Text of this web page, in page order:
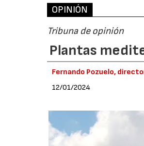
OPINIÓN
Tribuna de opinión
Plantas
Fernando Pozuelo,
12/01/2024